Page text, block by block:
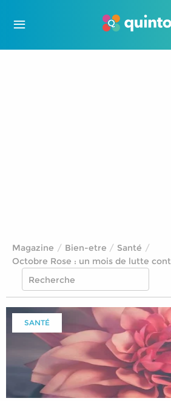
Magazine Bien-etre
Santé
Octobre Rose : un mois de lutte
SANTÉ